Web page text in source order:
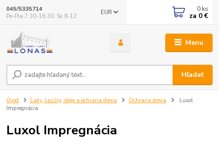
Menu
EUR
Hľadať
045/5335714
Po-Pia 7:30-16.30, So 8-12
0 ks
za 0 €
Úvod Laky, lazúry, oleje a ochrana dreva Ochrana dreva
Luxol
Impregnácia
Luxol Impregnácia